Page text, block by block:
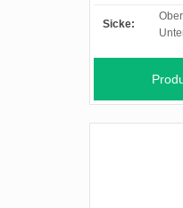
Sicke: